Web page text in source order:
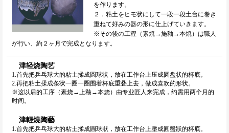
を作ります。
２．粘土をヒモ状にして一段一段土台に巻き
重ねて好みの器の形に仕上げていきます。
※その後の工程（素焼→施釉→本焼）は職人
が行い、約２ヶ月で完成となります。
津轻烧陶艺
1.首先把乒乓球大的粘土揉成圆球状，放在工作台上压成圆盘状的杯底。
2.再把粘土揉成条状一圈一圈围着杯底重叠上去，做成喜欢的形状。
※这以后的工序（素烧→上釉→本烧）由专业匠人来完成，约需用两个月的
时间。
津輕燒陶藝
1.首先把乒乓球大的粘土揉成圓球狀，放在工作台上壓成圓盤狀的杯底。